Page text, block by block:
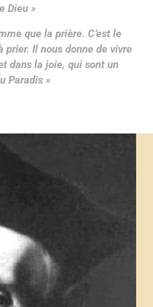
Dieu »
que la prière. C’est le
prier. Il nous donne de vivre
dans la joie, qui sont un
Paradis »